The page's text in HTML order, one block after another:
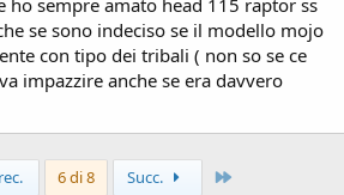
se sono indeciso se il modello mojo
con tipo dei tribali ( non so se ce
impazzire anche se era davvero
6 di 8 Succ.